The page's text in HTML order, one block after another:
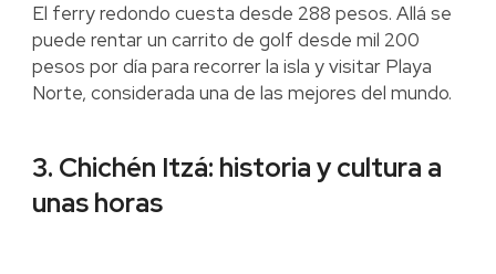
El ferry redondo cuesta desde 288 pesos. Allá se
puede rentar un carrito de golf desde mil 200
pesos por día para recorrer la isla y visitar Playa
Norte, considerada una de las mejores del mundo.
3. Chichén Itzá: historia y cultura a
unas horas